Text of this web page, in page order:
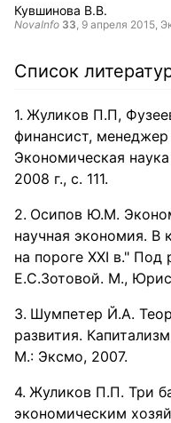
Кувшинова В.В.
NovaInfo 33, 9 апреля 2015,
Список
Жуликов П.П,
финансист,
Экономическая
2008 г., с. 111.
Осипов Ю.М.
научная экономия. В
на пороге XXI в."
Е.С.Зотовой. М.,
Шумпетер Й.А.
развития.
М.: Эксмо, 2007.
Жуликов П.П. Три
экономическим